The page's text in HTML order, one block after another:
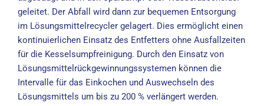
geleitet. Der Abfall wird dann zur bequemen Entsorgung
im Lösungsmittelrecycler gelagert. Dies ermöglicht einen
kontinuierlichen Einsatz des Entfetters ohne Ausfallzeiten
für die Kesselsumpfreinigung. Durch den Einsatz von
Lösungsmittelrückgewinnungssystemen können die
Intervalle für das Einkochen und Auswechseln des
Lösungsmittels um bis zu 200 % verlängert werden.